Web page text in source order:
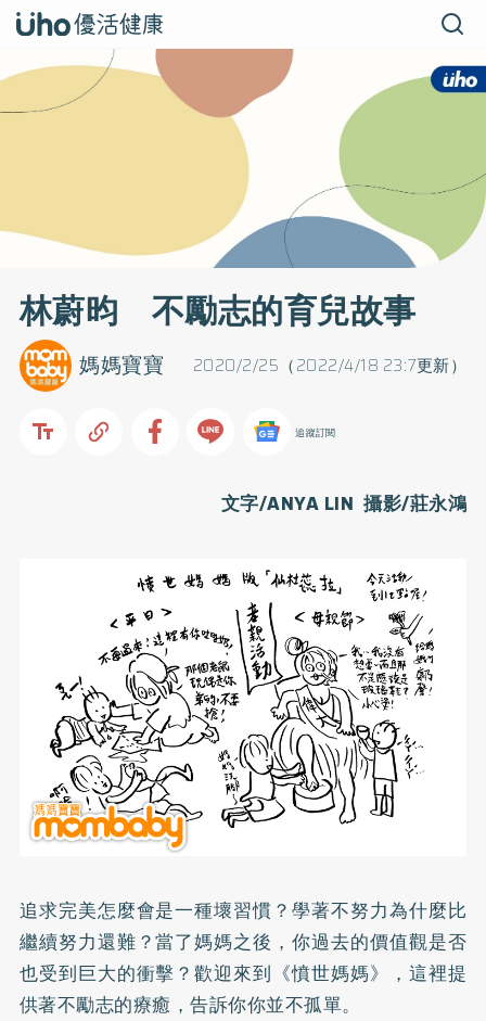
林蔚昀 不勵志的育兒故事
2020/2/25（2022/4/18 23:7更新）
媽媽寶寶
追蹤訂閱
文字/ANYA LIN 攝影/莊永鴻
追求完美怎麼會是一種壞習慣？學著不努力為什麼比
繼續努力還難？當了媽媽之後，你過去的價值觀是否
也受到巨大的衝擊？歡迎來到《憤世媽媽》，這裡提
供著不勵志的療癒，告訴你你並不孤單。